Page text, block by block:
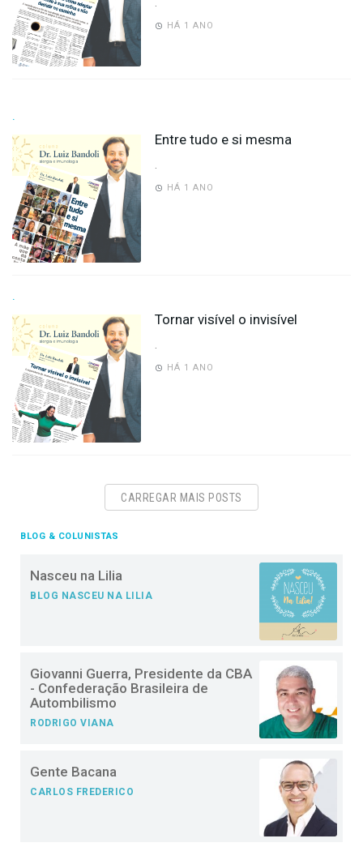
HÁ 1 ANO
.
Entre tudo e si mesma
.
HÁ 1 ANO
.
Tornar visível o invisível
.
HÁ 1 ANO
CARREGAR MAIS POSTS
BLOG & COLUNISTAS
Nasceu na Lilia
BLOG NASCEU NA LILIA
Giovanni Guerra, Presidente da CBA
- Confederação Brasileira de
Autombilismo
RODRIGO VIANA
Gente Bacana
CARLOS FREDERICO